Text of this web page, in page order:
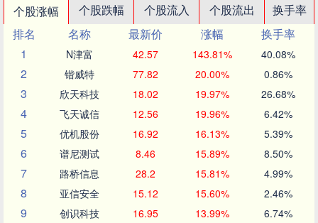
个股涨幅 个股跌幅 个股流入 个股流出
换手率
排名
名称 最新价 涨幅
换手率
1
N津富 42.57 143.81% 40.08%
2 锴威特 77.82 20.00% 0.86%
3 欣天科技 18.02 19.97% 26.68%
4 飞天诚信 12.56 19.96% 6.42%
5 优机股份 16.92 16.13% 5.39%
6 谱尼测试 8.46 15.89% 8.50%
7 路桥信息 28.2 15.81% 4.99%
8 亚信安全 15.12 15.60% 2.46%
9 创识科技 16.95 13.99% 6.74%